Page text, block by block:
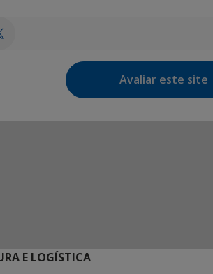
Avaliar este site
E LOGÍSTICA